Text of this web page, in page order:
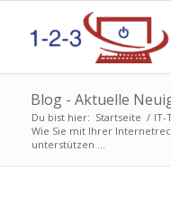
Blog - Aktuelle
Du bist hier: Startseite / IT-
Wie Sie mit Ihrer
unterstützen ...